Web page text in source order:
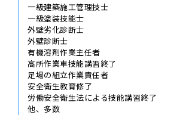
一級建築施工管理技士
一級塗装技能士
外壁劣化診断士
外壁診断士
有機溶剤作業主任者
高所作業車技能講習終了
足場の組立作業責任者
安全衛生教育修了
労働安全衛生法による技能講習終了
他、多数